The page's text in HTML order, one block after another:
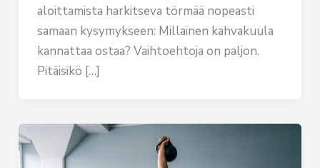
aloittamista harkitseva törmää nopeasti
samaan kysymykseen: Millainen kahvakuula
kannattaa ostaa? Vaihtoehtoja on paljon.
Pitäisikö […]